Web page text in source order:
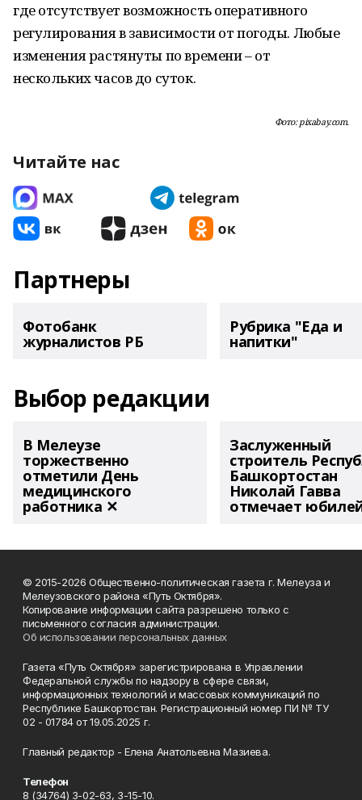
где отсутствует возможность оперативного
регулирования в зависимости от погоды. Любые
изменения растянуты по времени – от
нескольких часов до суток.
Фото: pixabay.com.
Читайте нас
Партнеры
Фотобанк
журналистов РБ
Рубрика "Еда и
напитки"
Выбор редакции
В Мелеузе
торжественно
отметили День
медицинского
работника ✕
Заслуженный
строитель
Башкортостан
Николай Гавва
отмечает
© 2015-2026 Общественно-политическая газета г. Мелеуза и
Мелеузовского района «Путь Октября».
Копирование информации сайта разрешено только с
письменного согласия администрации.
Об использовании персональных данных
Газета «Путь Октября» зарегистрирована в Управлении
Федеральной службы по надзору в сфере связи,
информационных технологий и массовых коммуникаций по
Республике Башкортостан. Регистрационный номер ПИ № ТУ
02 - 01784 от 19.05.2025 г.
Главный редактор - Елена Анатольевна Мазиева.
Телефон
8 (34764) 3-02-63, 3-15-10.